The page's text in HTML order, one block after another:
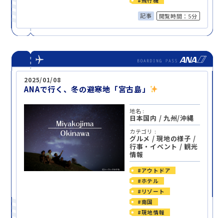
記事 閲覧時間：5分
2025/01/08
ANAで行く、冬の避寒地「宮古島」
地名 :
日本国内 /九州/沖縄
カテゴリ :
グルメ /現地の様子 /
行事・イベント / 観光
情報
#アウトドア
#ホテル
#リゾート
#南国
#現地情報